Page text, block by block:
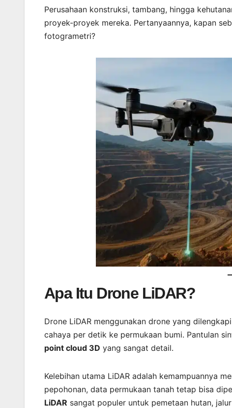
Perusahaan konstruksi, tambang, hingga
proyek-proyek mereka. Pertanyaannya, kapan
fotogrametri?
Apa Itu Drone LiDAR?
Drone LiDAR menggunakan drone yang
cahaya per detik ke permukaan bumi. Pantulan
point cloud 3D yang sangat detail.
Kelebihan utama LiDAR adalah kemampuannya
pepohonan, data permukaan tanah tetap bisa
LiDAR sangat populer untuk pemetaan hutan,